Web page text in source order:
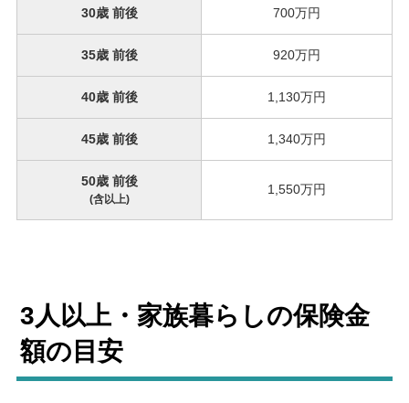
30歳 前後 700万円
35歳 前後 920万円
40歳 前後 1,130万円
45歳 前後 1,340万円
50歳 前後
(含以上)
1,550万円
3人以上・家族暮らしの保険金
額の目安